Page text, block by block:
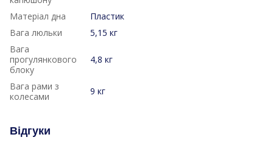
Матеріал дна
Пластик
Вага люльки
5,15 кг
Вага
прогулянкового
блоку
4,8 кг
Вага рами з
колесами
9 кг
Відгуки